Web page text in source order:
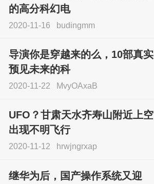
的高分科幻电
2020-11-16 budingmm
导演你是穿越来的么，10部真实
预见未来的科
2020-11-22 MvyOAxaB
UFO？甘肃天水齐寿山附近上空
出现不明飞行
2020-11-12 hrwjngrxap
继华为后，国产操作系统又迎